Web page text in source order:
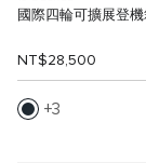
國際四輪可擴展登
NT$28,500
3